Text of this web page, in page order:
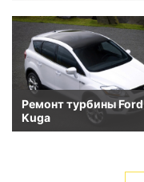
Ремонт турбины Ford
Kuga